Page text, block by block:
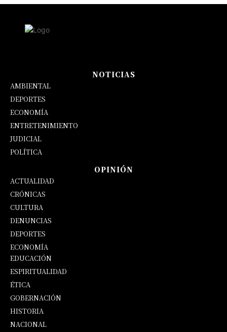
NOTICIAS
AMBIENTAL
DEPORTES
ECONOMÍA
ENTRETENIMIENTO
JUDICIAL
POLÍTICA
OPINIÓN
ACTUALIDAD
CRÓNICAS
CULTURA
DENUNCIAS
DEPORTES
ECONOMÍA
EDUCACIÓN
ESPIRITUALIDAD
ÉTICA
GOBERNACIÓN
HISTORIA
NACIONAL